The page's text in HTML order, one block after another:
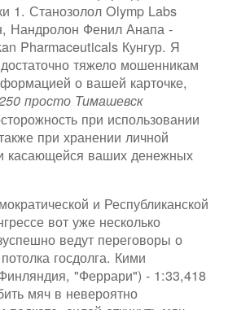
1. Станозолол Olymp Labs
Нандролон Фенил Анапа -
Pharmaceuticals Кунгур. Я
тяжело мошенникам
о вашей карточке,
просто Тимашевск
при использовании
при хранении личной
касающейся ваших денежных
и Республиканской
вот уже несколько
ведут переговоры о
госдолга. Кими
"Феррари") - 1:33,418
мяч в невероятно